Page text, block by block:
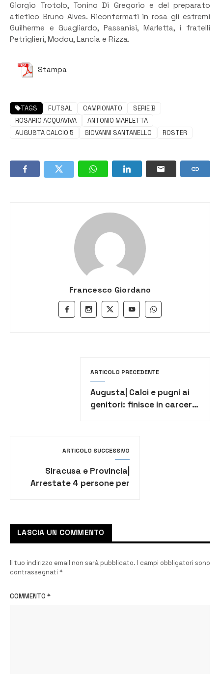
Giorgio Trotolo, Tonino Di Gregorio e del preparato
atletico Bruno Alves. Riconfermati in rosa gli estremi
Guilherme e Guagliardo, Passanisi, Marletta, i fratelli
Petriglieri, Modou, Lancia e Rizza.
Stampa
TAGS FUTSAL CAMPIONATO
SERIE B
ROSARIO ACQUAVIVA
ANTONIO MARLETTA
AUGUSTA CALCIO 5
GIOVANNI SANTANELLO ROSTER
Francesco Giordano
ARTICOLO PRECEDENTE
Augusta| Calci e pugni ai
genitori: finisce in carcere
ARTICOLO SUCCESSIVO
Siracusa e Provincia|
Arrestate 4 persone per
LASCIA UN COMMENTO
Il tuo indirizzo email non sarà pubblicato. I campi obbligatori sono
contrassegnati *
COMMENTO *